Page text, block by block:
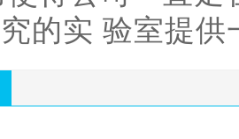
的实 验室提